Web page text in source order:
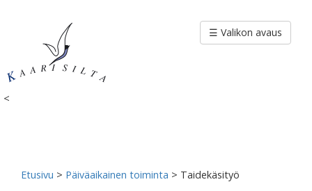
<
☰ Valikon avaus
Etusivu > Päiväaikainen toiminta > Taidekäsityö